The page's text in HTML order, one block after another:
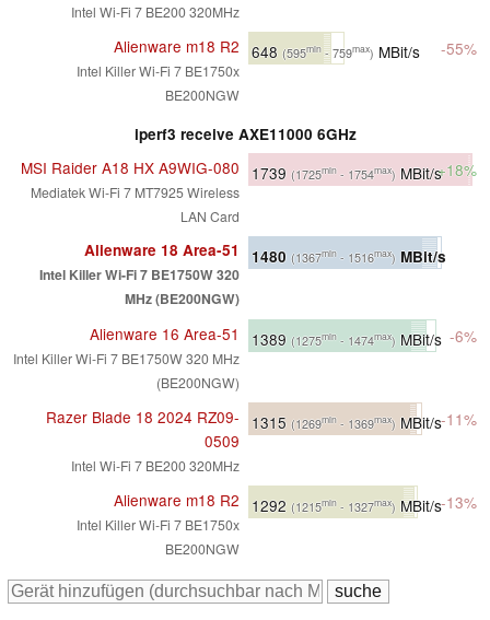
Intel Wi-Fi 7 BE200 320MHz
Alienware m18 R2
Intel Killer Wi-Fi 7 BE1750x
BE200NGW
648 (595min- 759max) MBit/s -55%
iperf3 receive AXE11000 6GHz
MSI Raider A18 HX A9WIG-080
Mediatek Wi-Fi 7 MT7925 Wireless
LAN Card
1739 (1725min - 1754max) MBit/s+18%
Alienware 18 Area-51
Intel Killer Wi-Fi 7 BE1750W 320
MHz (BE200NGW)
1480 (1367min - 1516max) MBit/s
Alienware 16 Area-51
Intel Killer Wi-Fi 7 BE1750W 320 MHz
(BE200NGW)
1389 (1275min - 1474max) MBit/s -6%
Razer Blade 18 2024 RZ09-
0509
Intel Wi-Fi 7 BE200 320MHz
1315 (1269min - 1369max) MBit/s-11%
Alienware m18 R2
Intel Killer Wi-Fi 7 BE1750x
BE200NGW
1292 (1215min - 1327max) MBit/s-13%